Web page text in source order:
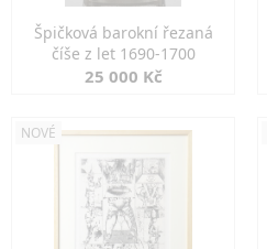
Špičková barokní řezaná
číše z let 1690-1700
25 000 Kč
NOVÉ